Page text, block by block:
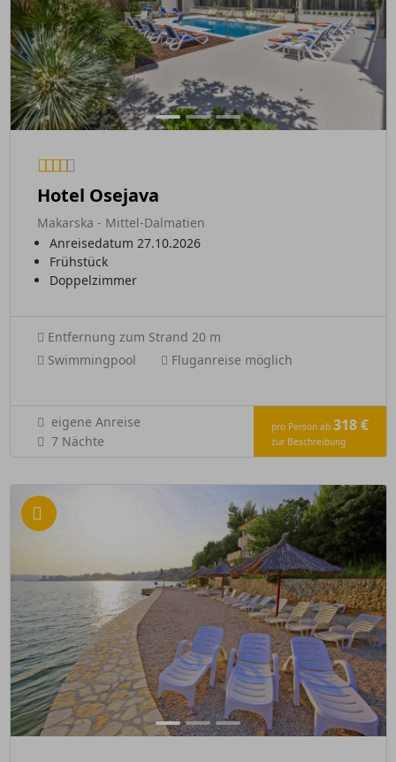
Hotel Osejava
Makarska - Mittel-Dalmatien
Anreisedatum 27.10.2026
Frühstück
Doppelzimmer
Entfernung zum Strand 20 m
Swimmingpool
Fluganreise möglich
eigene Anreise
7 Nächte
pro Person ab 318 €
zur Beschreibung